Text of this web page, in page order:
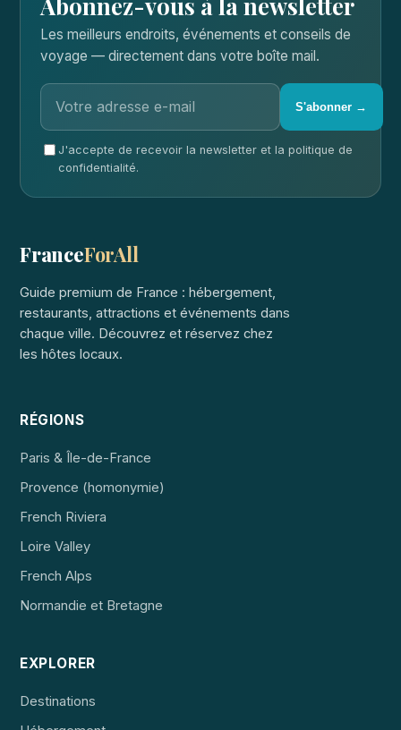
Les meilleurs endroits, événements et conseils de
voyage — directement dans votre boîte mail.
S'abonner →
J'accepte de recevoir la newsletter et la politique de
confidentialité.
FranceForAll
Guide premium de France : hébergement,
restaurants, attractions et événements dans
chaque ville. Découvrez et réservez chez
les hôtes locaux.
RÉGIONS
Paris & Île-de-France
Provence (homonymie)
French Riviera
Loire Valley
French Alps
Normandie et Bretagne
EXPLORER
Destinations